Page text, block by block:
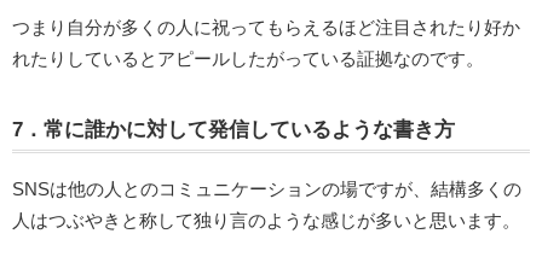
つまり自分が多くの人に祝ってもらえるほど注目されたり好か
れたりしているとアピールしたがっている証拠なのです。
7．常に誰かに対して発信しているような書き方
SNSは他の人とのコミュニケーションの場ですが、結構多くの
人はつぶやきと称して独り言のような感じが多いと思います。